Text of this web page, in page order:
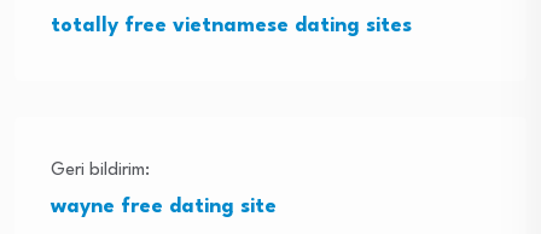
totally free vietnamese dating sites
Geri bildirim:
wayne free dating site